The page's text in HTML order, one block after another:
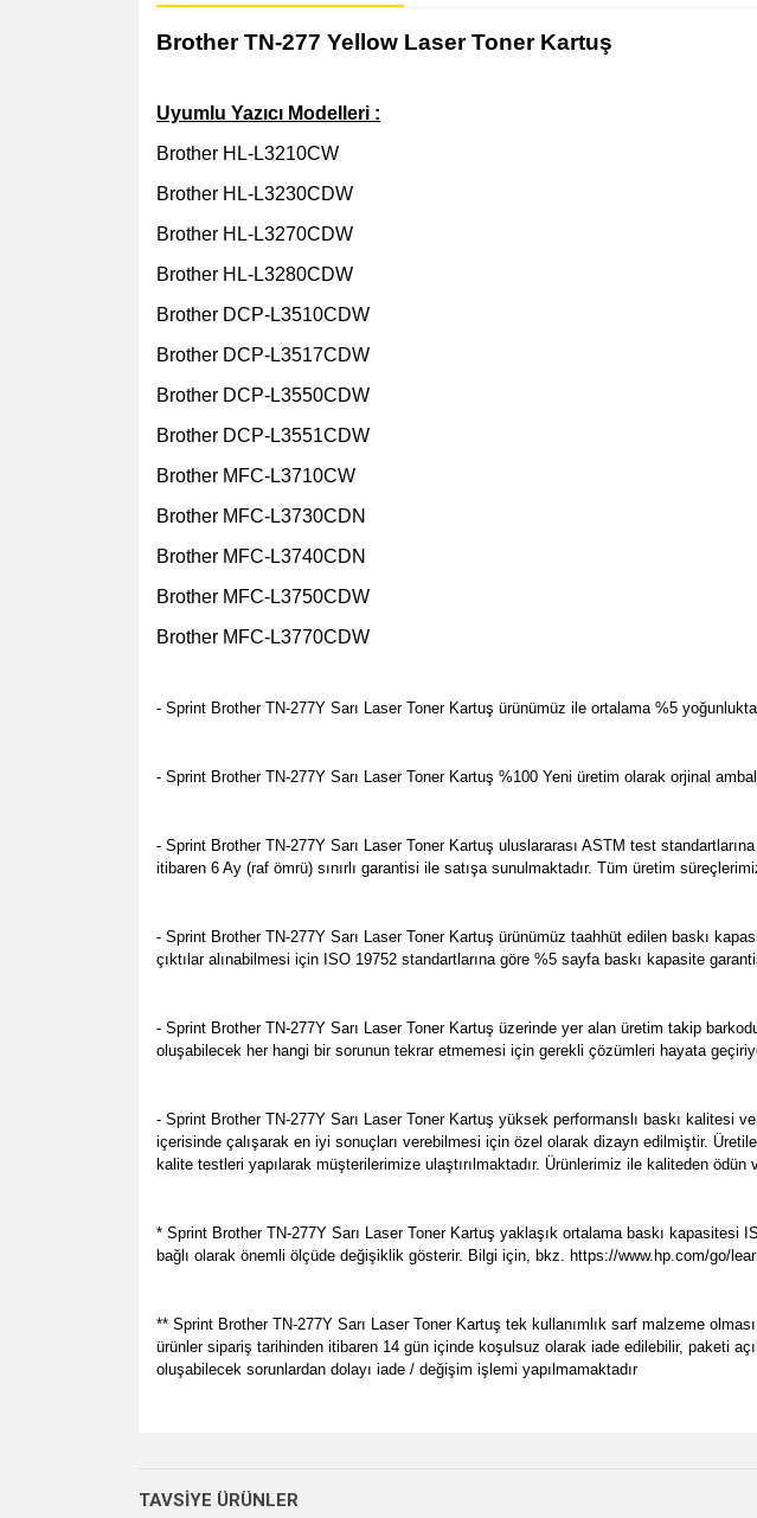
Brother TN-277 Yellow Laser Toner Kartuş
Uyumlu Yazıcı Modelleri :
Brother HL-L3210CW
Brother HL-L3230CDW
Brother HL-L3270CDW
Brother HL-L3280CDW
Brother DCP-L3510CDW
Brother DCP-L3517CDW
Brother DCP-L3550CDW
Brother DCP-L3551CDW
Brother MFC-L3710CW
Brother MFC-L3730CDN
Brother MFC-L3740CDN
Brother MFC-L3750CDW
Brother MFC-L3770CDW
- Sprint Brother TN-277Y Sarı Laser Toner Kartuş ürünümüz ile ortalama %5
- Sprint Brother TN-277Y Sarı Laser Toner Kartuş %100 Yeni üretim olarak orjinal
- Sprint Brother TN-277Y Sarı Laser Toner Kartuş u luslararası ASTM test
itibaren 6 Ay (raf ömrü) sınırlı garantisi ile satışa sunulmaktadır. Tüm üretim
- Sprint Brother TN-277Y Sarı Laser Toner Kartuş ürünümüz taahhüt edilen baskı
çıktılar alınabilmesi için ISO 19752 standartlarına göre %5 sayfa baskı kapasite
- Sprint Brother TN-277Y Sarı Laser Toner Kartuş üzerinde yer alan üretim takip
oluşabilecek her hangi bir sorunun tekrar etmemesi için gerekli çözümleri hayata
- Sprint Brother TN-277Y Sarı Laser Toner Kartuş yüksek performanslı baskı
içerisinde çalışarak en iyi sonuçları verebilmesi için özel olarak dizayn edilmiştir.
kalite testleri yapılarak müşterilerimize ulaştırılmaktadır. Ürünlerimiz ile kaliteden
* Sprint Brother TN-277Y Sarı Laser Toner Kartuş yaklaşık ortalama baskı kapasitesi
bağlı olarak önemli ölçüde değişiklik gösterir. Bilgi için, bkz. https://www.hp.com/go/
** Sprint Brother TN-277Y Sarı Laser Toner Kartuş tek kullanımlık sarf malzeme
ürünler sipariş tarihinden itibaren 14 gün içinde koşulsuz olarak iade edilebilir, paketi
oluşabilecek sorunlardan dolayı iade / değişim işlemi yapılmamaktadır
TAVSİYE ÜRÜNLER